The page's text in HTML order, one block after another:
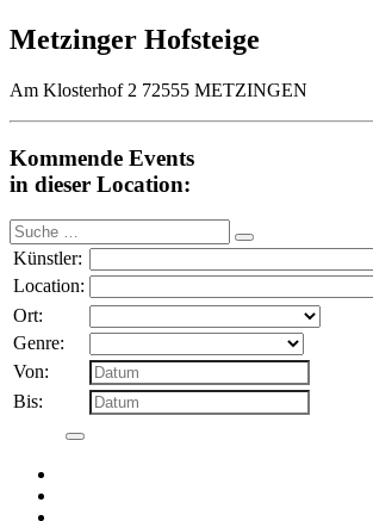
Metzinger Hofsteige
Am Klosterhof 2 72555 METZINGEN
Kommende Events
in dieser Location:
Suche
nach:
Künstler:
Location:
Ort:
Genre:
Von:
Bis: